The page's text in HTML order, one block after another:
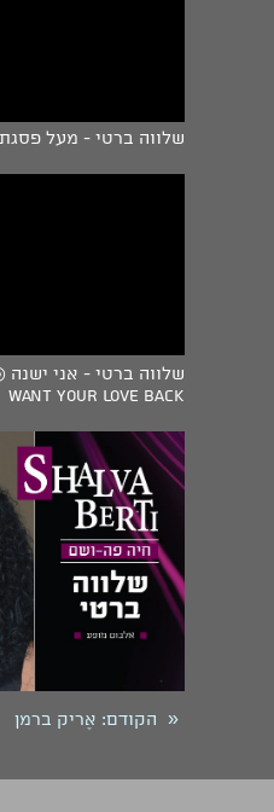
שלווה ברטי - מעל
want your love back
« הקודם: אֶריק ברמן